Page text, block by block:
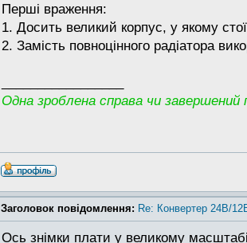
Перші враження:
1. Досить великий корпус, у якому
2. Замість повноцінного радіатора
Одна зроблена справа чи завершений
Заголовок повідомлення: Re: Конвертер 24В/
Ось знімки плати у великому